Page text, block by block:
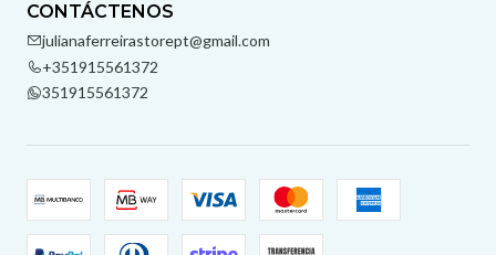
CONTÁCTENOS
julianaferreirastorept@gmail.com
+351915561372
351915561372